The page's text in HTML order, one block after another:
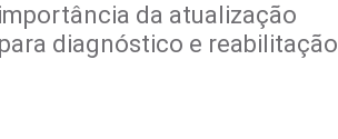
da atualização
diagnóstico e reabilitação